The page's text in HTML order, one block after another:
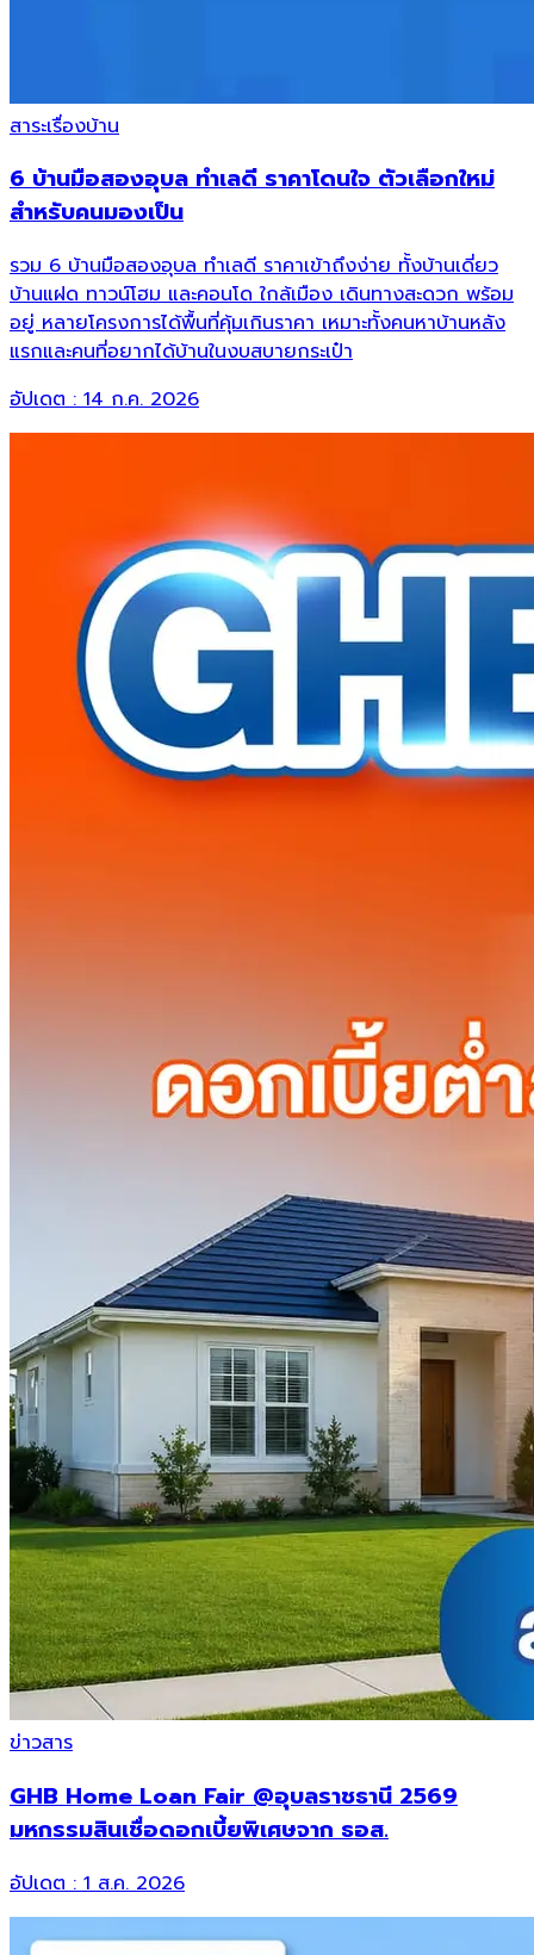
สาระเรื่องบ้าน
6 บ้านมือสองอุบล ทำเลดี ราคาโดนใจ ตัวเลือกใหม่
สำหรับคนมองเป็น
รวม 6 บ้านมือสองอุบล ทำเลดี ราคาเข้าถึงง่าย ทั้งบ้านเดี่ยว
บ้านแฝด ทาวน์โฮม และคอนโด ใกล้เมือง เดินทางสะดวก พร้อม
อยู่ หลายโครงการได้พื้นที่คุ้มเกินราคา เหมาะทั้งคนหาบ้านหลัง
แรกและคนที่อยากได้บ้านในงบสบายกระเป๋า
อัปเดต :14 ก.ค. 2026
ข่าวสาร
GHB Home Loan Fair @อุบลราชธานี 2569
มหกรรมสินเชื่อดอกเบี้ยพิเศษจาก ธอส.
อัปเดต : 1 ส.ค. 2026